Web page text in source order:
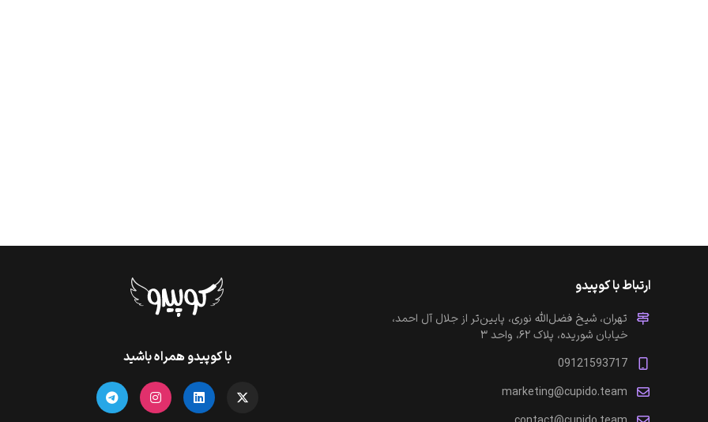
ارتباط با کوپیدو
تهران، شیخ فضل‌الله نوری، پایین‌تر از جلال آل احمد،
خیابان شوریده، پلاک ۶۲، واحد ۳
09121593717
marketing@cupido.team
با کوپیدو همراه باشید